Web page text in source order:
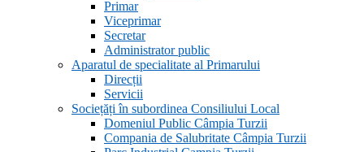
Primar
Viceprimar
Secretar
Administrator public
Aparatul de specialitate al Primarului
Direcții
Servicii
Sociețăți în subordinea Consiliului Local
Domeniul Public Câmpia Turzii
Compania de Salubritate Câmpia Turzii